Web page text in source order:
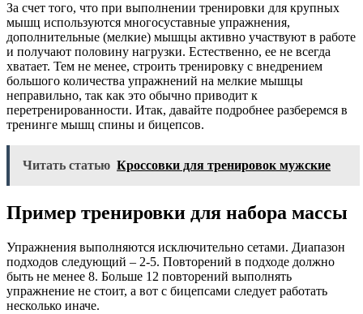
За счет того, что при выполнении тренировки для крупных
мышц используются многосуставные упражнения,
дополнительные (мелкие) мышцы активно участвуют в работе
и получают половину нагрузки. Естественно, ее не всегда
хватает. Тем не менее, строить тренировку с внедрением
большого количества упражнений на мелкие мышцы
неправильно, так как это обычно приводит к
перетренированности. Итак, давайте подробнее разберемся в
тренинге мышц спины и бицепсов.
Читать статью Кроссовки для тренировок мужские
Пример тренировки для набора массы
Упражнения выполняются исключительно сетами. Диапазон
подходов следующий – 2-5. Повторений в подходе должно
быть не менее 8. Больше 12 повторений выполнять
упражнение не стоит, а вот с бицепсами следует работать
несколько иначе.